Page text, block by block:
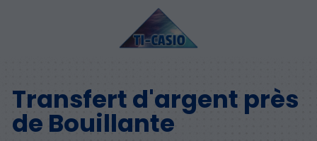
Transfert d'argent près
de Bouillante